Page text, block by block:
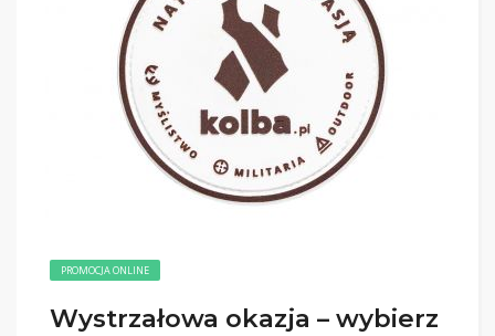
PROMOCJA ONLINE
Wystrzałowa okazja – wybierz